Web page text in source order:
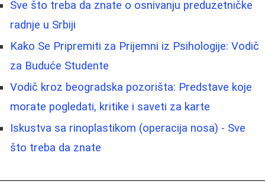
Sve što treba da znate o osnivanju preduzetničke
radnje u Srbiji
Kako Se Pripremiti za Prijemni iz Psihologije: Vodič
za Buduće Studente
Vodič kroz beogradska pozorišta: Predstave koje
morate pogledati, kritike i saveti za karte
Iskustva sa rinoplastikom (operacija nosa) - Sve
što treba da znate